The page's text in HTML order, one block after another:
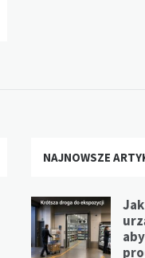
NAJNOWSZE